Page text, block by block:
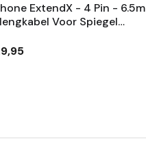
ExtendX - 4 Pin - 6.5m
Voor Spiegel
Installatie